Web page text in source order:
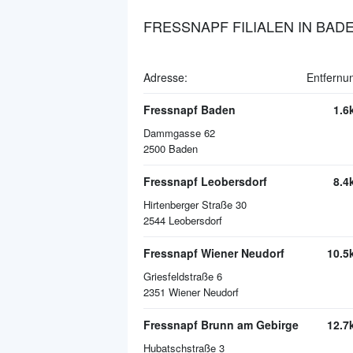
FRESSNAPF FILIALEN IN
Adresse:
Fressnapf Baden
Dammgasse 62
2500 Baden
Fressnapf Leobersdorf
Hirtenberger Straße 30
2544 Leobersdorf
Fressnapf Wiener Neudorf
Griesfeldstraße 6
2351 Wiener Neudorf
Fressnapf Brunn am Gebirge
Hubatschstraße 3